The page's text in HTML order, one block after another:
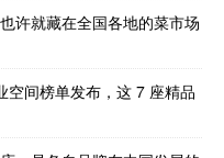
许就藏在全国各地的菜市场
空间榜单发布，这 7 座精品